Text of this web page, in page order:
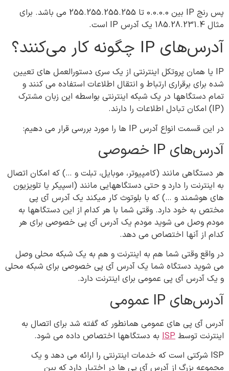
پس رنج IP بین 0.0.0.0 تا 255.255.255.255 می باشد. برای
مثال 185.28.231.4 یک آدرس IP است.
آدرس‌های IP چگونه کار می‌کنند؟
IP یا همان پروتکل اینترنتی از یک سری دستورالعمل های تعیین
شده برای برقراری ارتباط و انتقال اطلاعات استفاده می کنند و
تمام دستگاهها در یک شبکه اینترنتی بواسطه این زبان مشترک
(IP) امکان تبادل اطلاعات را دارند.
در این قسمت انواع آدرس IP ها را مورد بررسی قرار می دهیم:
آدرس‌های IP خصوصی
هر دستگاهی مانند (کامپیوتر، موبایل، تبلت و …) که امکان اتصال
به اینترنت را دارد و حتی دستگاههایی مانند (اسپیکر یا تلویزیون
های هوشمند و …) که با بلوتوث کار میکند یک آدرس آی پی
مختص به خود دارد. وقتی شما با هر کدام از این دستگاهها به
مودم وصل می شوید مودم یک آدرس آی پی خصوصی برای هر
کدام از آنها اختصاص می دهد.
در واقع وقتی شما هم به اینترنت و هم به یک شبکه محلی وصل
می شوید دستگاه شما یک آدرس آی پی خصوصی برای شبکه محلی
و یک آدرس آی پی عمومی برای اینترنت دارد.
آدرس‌های IP عمومی
آدرس آی پی های عمومی همانطور که گفته شد برای اتصال به
اینترنت توسط ISP به دستگاهها اختصاص داده می شود.
ISP شرکتی است که خدمات اینترنتی را ارائه می دهد و یک
مجموعه بزرگ از آدرس آی پی ها در اختیار دارد که بین